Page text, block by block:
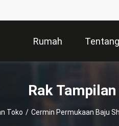
Rumah
Rak
Toko / Cermin Permukaan Baju